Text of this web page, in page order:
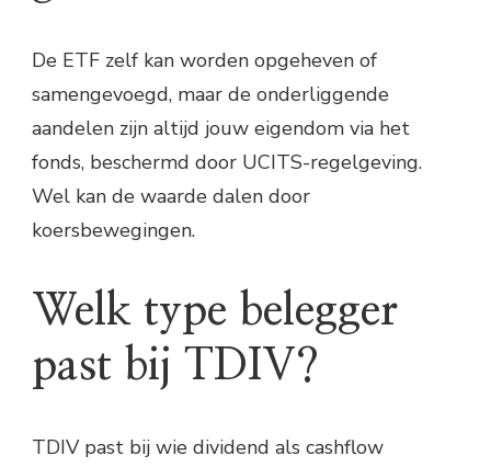
De ETF zelf kan worden opgeheven of
samengevoegd, maar de onderliggende
aandelen zijn altijd jouw eigendom via het
fonds, beschermd door UCITS-regelgeving.
Wel kan de waarde dalen door
koersbewegingen.
Welk type belegger
past bij TDIV?
TDIV past bij wie dividend als cashflow